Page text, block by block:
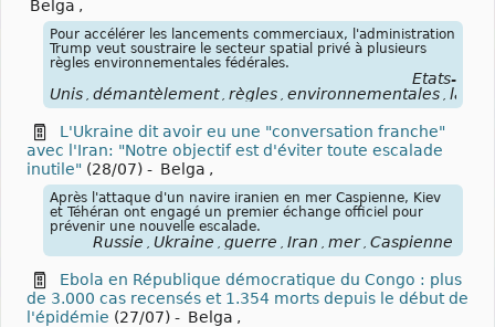
Belga ,
Pour accélérer les lancements commerciaux, l'administration
Trump veut soustraire le secteur spatial privé à plusieurs
règles environnementales fédérales.
États-
Unis démantèlement règles environnementales
L'Ukraine dit avoir eu une "conversation franche"
avec l'Iran: "Notre objectif est d'éviter toute escalade
inutile" (28/07) - Belga ,
Après l'attaque d'un navire iranien en mer Caspienne, Kiev
et Téhéran ont engagé un premier échange officiel pour
prévenir une nouvelle escalade.
Russie Ukraine guerre Iran mer Caspienne
Ebola en République démocratique du Congo : plus
de 3.000 cas recensés et 1.354 morts depuis le début de
l'épidémie (27/07) - Belga ,